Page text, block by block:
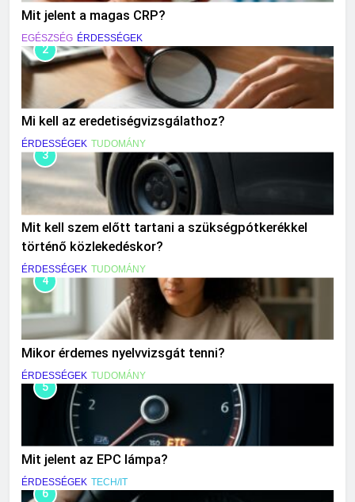
Mit jelent a magas CRP?
EGÉSZSÉG ÉRDESSÉGEK
2
Mi kell az eredetiségvizsgálathoz?
ÉRDESSÉGEK TUDOMÁNY
3
Mit kell szem előtt tartani a szükségpótkerékkel
történő közlekedéskor?
ÉRDESSÉGEK TUDOMÁNY
4
Mikor érdemes nyelvvizsgát tenni?
ÉRDESSÉGEK TUDOMÁNY
5
Mit jelent az EPC lámpa?
ÉRDESSÉGEK TECH/IT
6